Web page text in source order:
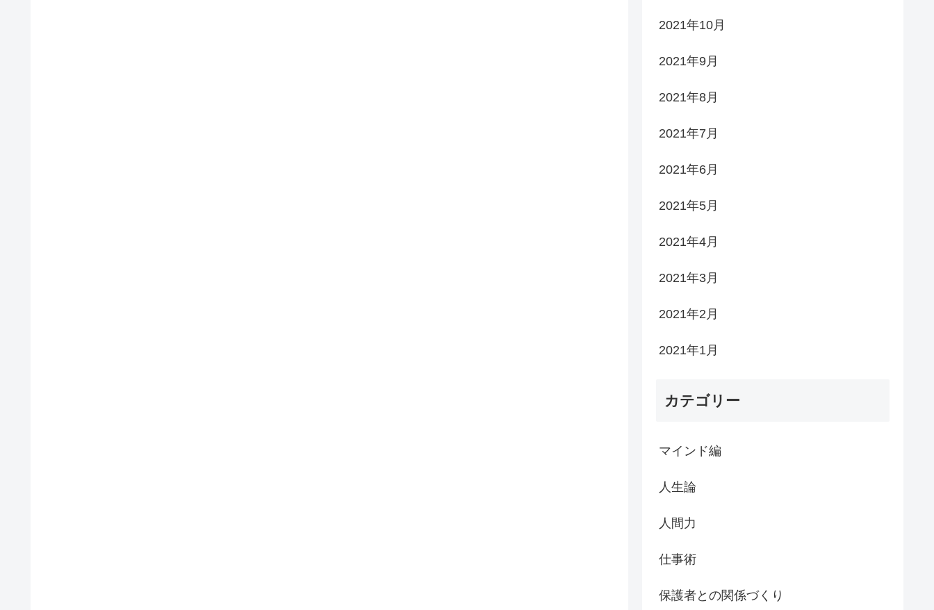
2021年10月
2021年9月
2021年8月
2021年7月
2021年6月
2021年5月
2021年4月
2021年3月
2021年2月
2021年1月
カテゴリー
マインド編
人生論
人間力
仕事術
保護者との関係づくり